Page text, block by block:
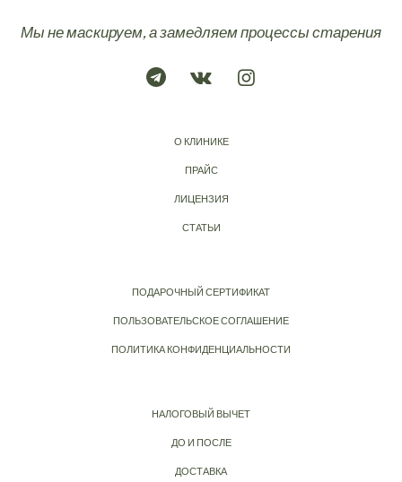
Мы не маскируем, а замедляем процессы старения
О КЛИНИКЕ
ПРАЙС
ЛИЦЕНЗИЯ
СТАТЬИ
ПОДАРОЧНЫЙ СЕРТИФИКАТ
ПОЛЬЗОВАТЕЛЬСКОЕ СОГЛАШЕНИЕ
ПОЛИТИКА КОНФИДЕНЦИАЛЬНОСТИ
НАЛОГОВЫЙ ВЫЧЕТ
ДО И ПОСЛЕ
ДОСТАВКА